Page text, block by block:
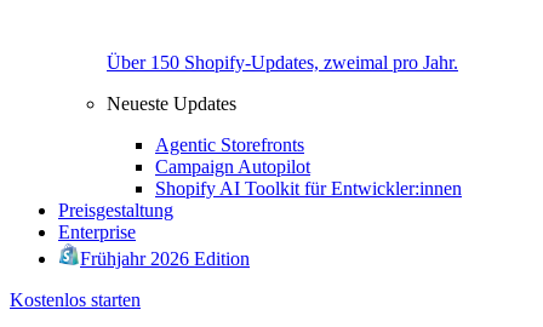
Über 150 Shopify-Updates, zweimal pro Jahr.
Neueste Updates
Agentic Storefronts
Campaign Autopilot
Shopify AI Toolkit für Entwickler:innen
Preisgestaltung
Enterprise
Frühjahr 2026 Edition
Kostenlos starten